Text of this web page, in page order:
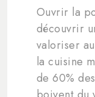
Ouvrir la
découvrir
valoriser
la cuisine
de 60%